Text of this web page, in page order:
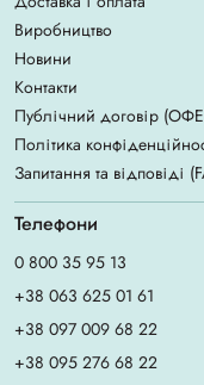
Виробництво
Новини
Контакти
Публічний договір
Політика
Запитання та відповіді
Телефони
0 800 35 95 13
+38 063 625 01 61
+38 097 009 68 22
+38 095 276 68 22